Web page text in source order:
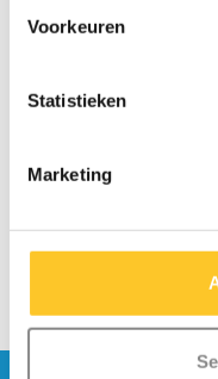
Voorkeuren
Statistieken
Marketing
Micro draagriem